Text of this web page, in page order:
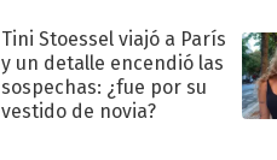
Tini Stoessel viajó a París
y un detalle encendió las
sospechas: ¿fue por su
vestido de novia?